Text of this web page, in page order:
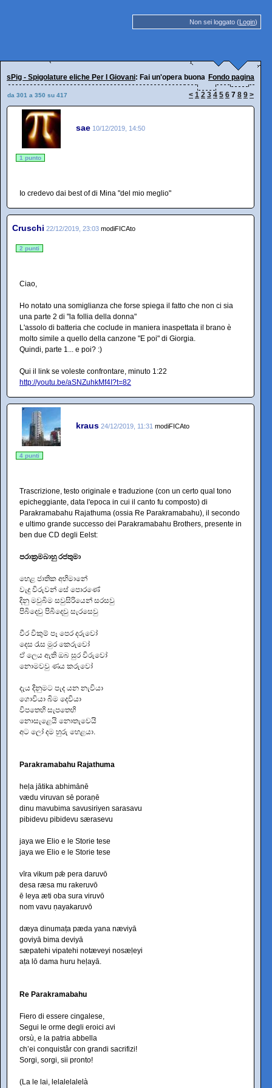
Non sei loggato (Login)
sPig - Spigolature eliche Per I Giovani: Fai un'opera buona : helpa il Dottor
Fondo pagina
da 301 a 350 su 417 < 1 2 3 4 5 6 7 8 9 >
sae 10/12/2019, 14:50
1 punto
Io credevo dai best of di Mina "del mio meglio"
Cruschi 22/12/2019, 23:03 modiFICAto
2 punti
Ciao,
Ho notato una somiglianza che forse spiega il fatto che non ci sia
una parte 2 di "la follia della donna"
L'assolo di batteria che coclude in maniera inaspettata il brano è
molto simile a quello della canzone "E poi" di Giorgia.
Quindi, parte 1... e poi? :)
Qui il link se voleste confrontare, minuto 1:22
http://youtu.be/aSNZuhkMf4I?t=82
kraus 24/12/2019, 11:31 modiFICAto
4 punti
Trascrizione, testo originale e traduzione (con un certo qual tono
epicheggiante, data l'epoca in cui il canto fu composto) di
Parakramabahu Rajathuma (ossia Re Parakramabahu), il secondo
e ultimo grande successo dei Parakramabahu Brothers, presente in
ben due CD degli Eelst:
පරාක්‍රමබාහු රජතුමා
හෙළ ජාතික අභිමානේ
වැදු විරුවන් සේ පොරණේ
දිනු මවුබිම සවුසිරියෙන් සරසවු
පිබිදෙවු පිබිදෙවු සැරසෙවු
වීර විකුම් පෑ පෙර දරුවෝ
දෙස රැස මුර කෙරුවෝ
ඒ ලෙය ඇති ඔබ සුර විරුවෝ
නොමවවු ණය කරුවෝ
දැය දිනුමට පැද යන නැවියා
ගොවියා බිම දෙවියා
විපතෙහි සැපතෙහි
නොසැළෙයි නොතැවෙයි
අට ලෝ දම හුරු හෙළයා.
Parakramabahu Rajathuma
heḷa jātika abhimānē
vædu viruvan sē poraṇē
dinu mavubima savusiriyen sarasavu
pibidevu pibidevu særasevu
jaya we Elio e le Storie tese
jaya we Elio e le Storie tese
vīra vikum pǣ pera daruvō
desa ræsa mu rakeruvō
ē leya æti oba sura viruvō
nom vavu ṇayakaruvō
dæya dinumaṭa pæda yana næviyā
goviyā bima deviyā
sæpatehi vipatehi notæveyi nosæḷeyi
aṭa lō dama huru heḷayā.
Re Parakramabahu
Fiero di essere cingalese,
Segui le orme degli eroici avi
orsù, e la patria abbella
ch’ei conquistâr con grandi sacrifizi!
Sorgi, sorgi, sii pronto!
(La le lai, lelalelalelà